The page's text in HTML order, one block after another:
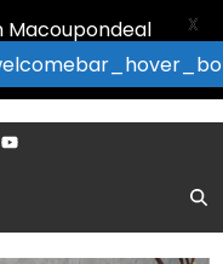
Macoupondeal X